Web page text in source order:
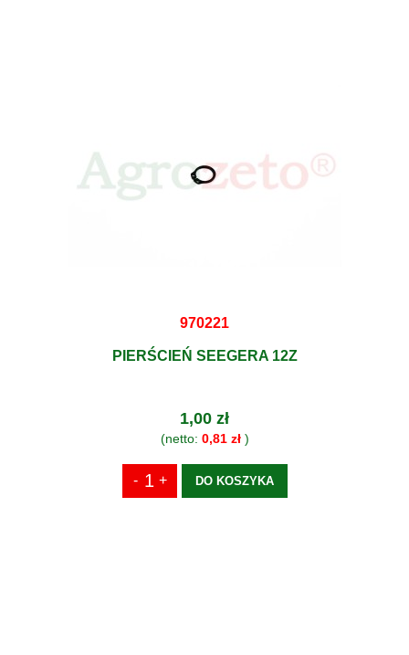
970221
PIERŚCIEŃ SEEGERA 12Z
1,00 zł
(netto: 0,81 zł)
DO KOSZYKA